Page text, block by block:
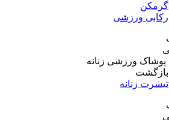
گرمکن
رکابی ورزشی
پوشاک ورزشی زنانه
بازگشت
تیشرت زنانه